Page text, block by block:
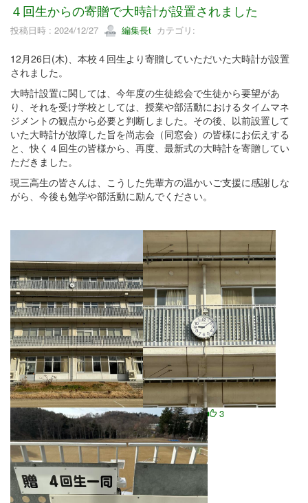
４回生からの寄贈で大時計が設置されました
投稿日時 : 2024/12/27 編集長t カテゴリ:
12月26日(木)、本校４回生より寄贈していただいた大時計が設置
されました。
大時計設置に関しては、今年度の生徒総会で生徒から要望があ
り、それを受け学校としては、授業や部活動におけるタイムマネ
ジメントの観点から必要と判断しました。その後、以前設置して
いた大時計が故障した旨を尚志会（同窓会）の皆様にお伝えする
と、快く４回生の皆様から、再度、最新式の大時計を寄贈してい
ただきました。
現三高生の皆さんは、こうした先輩方の温かいご支援に感謝しな
がら、今後も勉学や部活動に励んでください。
3